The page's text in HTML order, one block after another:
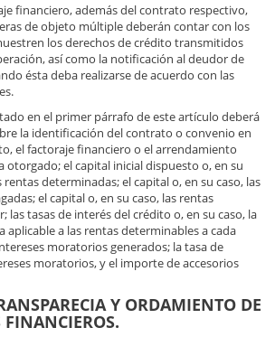
financiero, además del contrato respectivo,
de objeto múltiple deberán contar con los
los derechos de crédito transmitidos
así como la notificación al deudor de
ésta deba realizarse de acuerdo con las
en el primer párrafo de este artículo deberá
la identificación del contrato o convenio en
el factoraje financiero o el arrendamiento
otorgado; el capital inicial dispuesto o, en su
determinadas; el capital o, en su caso, las
el capital o, en su caso, las rentas
las tasas de interés del crédito o, en su caso, la
aplicable a las rentas determinables a cada
moratorios generados; la tasa de
moratorios, y el importe de accesorios
Y ORDAMIENTO DE
FINANCIEROS.